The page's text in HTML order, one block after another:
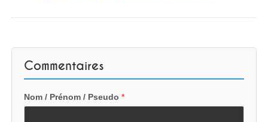
Commentaires
Nom / Prénom / Pseudo*